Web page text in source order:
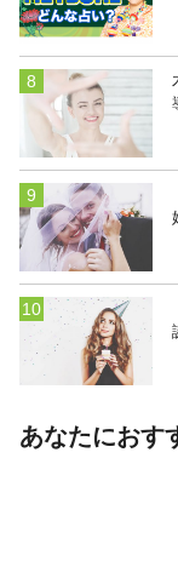
あなたにおす